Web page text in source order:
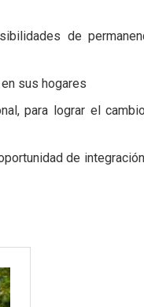
de
sus hogares
para lograr el
de